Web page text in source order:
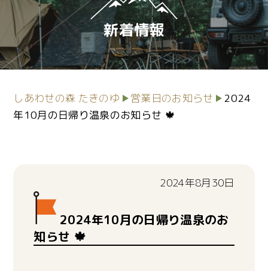
新着情報
しあわせの森 たきのゆ 営業日のお知らせ
2024
年10月の日帰り温泉のお知らせ 🍁
2024年8月30日
2024年10月の日帰り温泉のお
知らせ 🍁